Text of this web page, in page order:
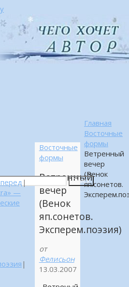
Поиск
Главная
Восточные
формы
Ветренный
вечер
(Венок
яп.сонетов.
Восточные
формы
Ветренный
вечер
(Венок
яп.сонетов.
Эксперем.поэзия)
от
Фелисьон
13.03.2007
|
—
|